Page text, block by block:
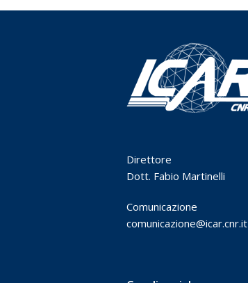
Direttore
Dott. Fabio Martinelli
Comunicazione
comunicazione@icar.cnr.it